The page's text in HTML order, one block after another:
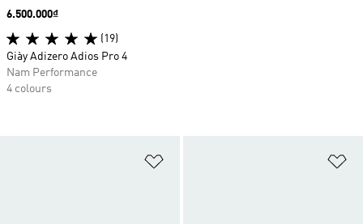
Price
6.500.000₫
(19)
Giày Adizero Adios Pro 4
Nam Performance
4 colours